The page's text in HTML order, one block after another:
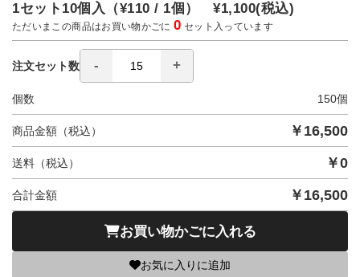
1セット10個入（¥110 / 1個）¥1,100(税込)
ただいまこの商品はお買い物かごに0 セット入っています
注文セット数
個数 150個
商品金額（税込） ￥ 16,500
送料（税込） ￥0
合計金額 ￥ 16,500
お買い物かごに入れる
お気に入りに追加